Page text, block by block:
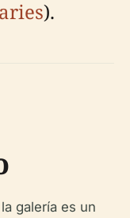
).
galería es un